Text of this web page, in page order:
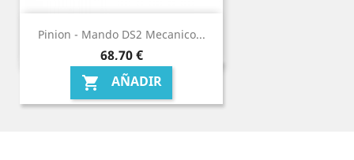
Pinion - Mando DS2 Mecanico...
Precio
68,70 €
 AÑADIR